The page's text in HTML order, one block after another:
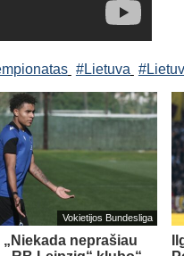
#Lietuva
Vokietijos Bundesliga
„Niekada neprašiau